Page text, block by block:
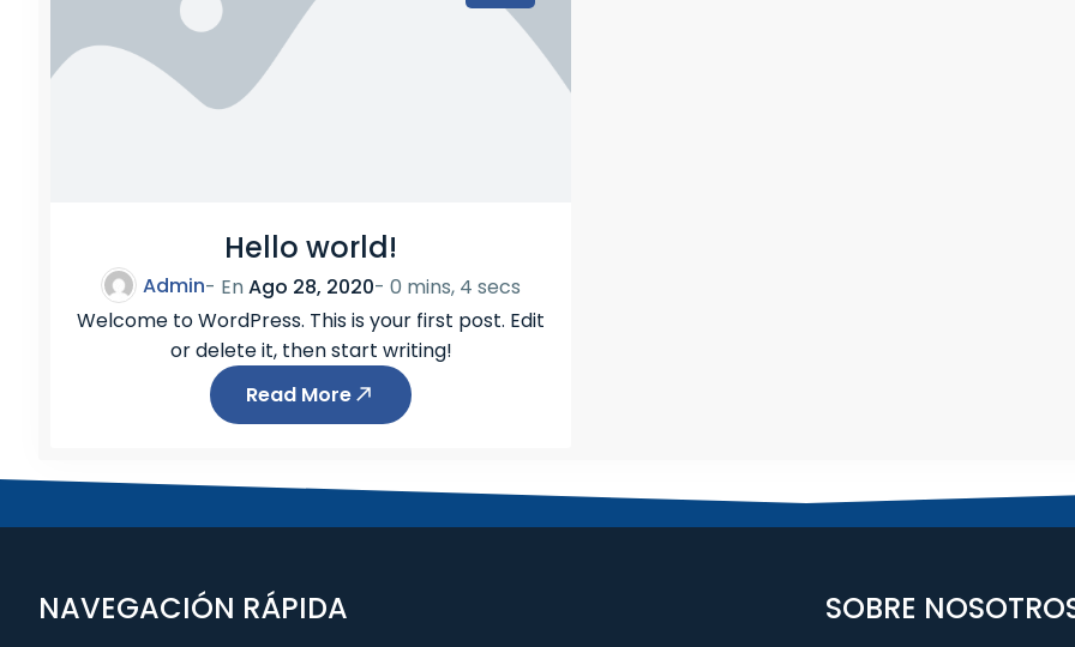
9
Hello world!
Admin- EnAgo 28, 2020- 0 mins, 4 secs
Welcome to WordPress. This is your first post. Edit
or delete it, then start writing!
Read More
NAVEGACIÓN RÁPIDA SOBRE